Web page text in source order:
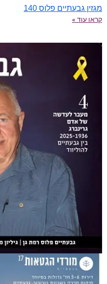
מגזין גבעתיים פלוס 140
קראו עוד »